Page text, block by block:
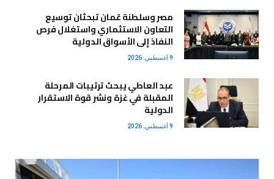
مصر وسلطنة عُمان تبحثان توسيع
التعاون الاستثماري واستغلال فرص
النفاذ إلى الأسواق الدولية
9 أغسطس، 2026
عبد العاطي يبحث ترتيبات المرحلة
المقبلة في غزة ونشر قوة الاستقرار
الدولية
9 أغسطس، 2026